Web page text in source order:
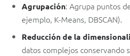
Agrupación: Agrupa puntos
ejemplo, K-Means, DBSCAN).
Reducción de la
datos complejos conservando